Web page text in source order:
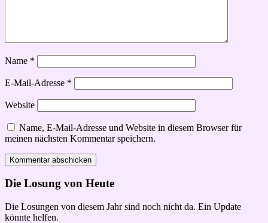
Name *
E-Mail-Adresse *
Website
Name, E-Mail-Adresse und Website in diesem Browser für
meinen nächsten Kommentar speichern.
Die Losung von Heute
Die Losungen von diesem Jahr sind noch nicht da. Ein Update
könnte helfen.